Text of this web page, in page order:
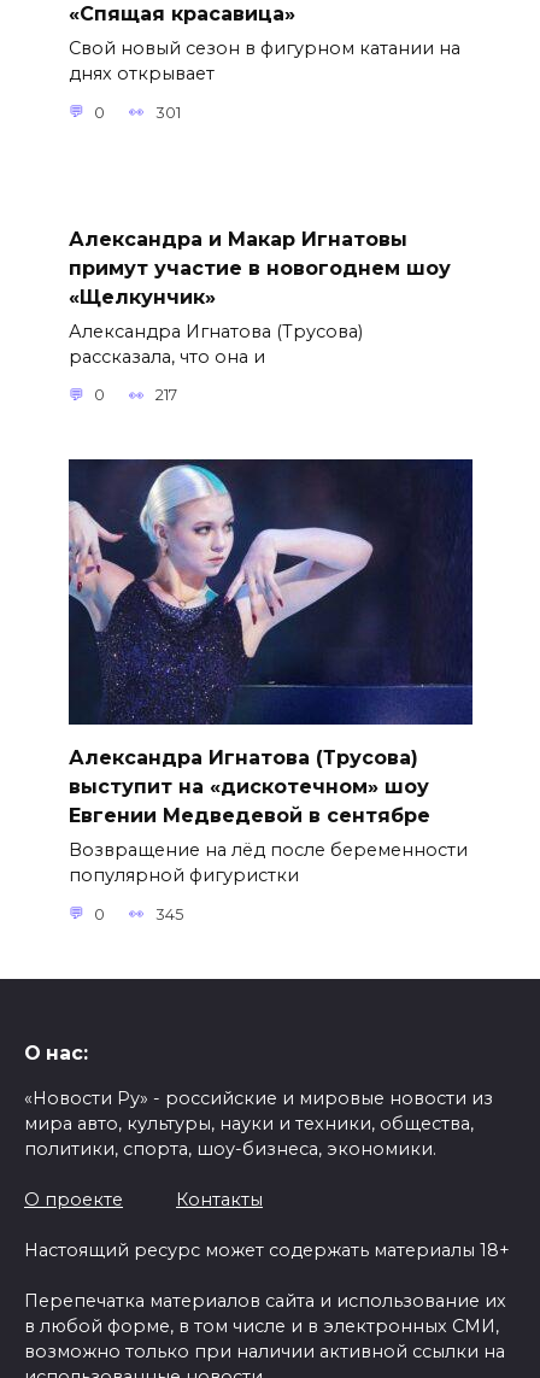
«Спящая красавица»
Свой новый сезон в фигурном катании на
днях открывает
0 301
Александра и Макар Игнатовы
примут участие в новогоднем шоу
«Щелкунчик»
Александра Игнатова (Трусова)
рассказала, что она и
0 217
Александра Игнатова (Трусова)
выступит на «дискотечном» шоу
Евгении Медведевой в сентябре
Возвращение на лёд после беременности
популярной фигуристки
0 345
О нас:
«Новости Ру» - российские и мировые новости из
мира авто, культуры, науки и техники, общества,
политики, спорта, шоу-бизнеса, экономики.
О проекте Контакты
Настоящий ресурс может содержать материалы 18+
Перепечатка материалов сайта и использование их
в любой форме, в том числе и в электронных СМИ,
возможно только при наличии активной ссылки на